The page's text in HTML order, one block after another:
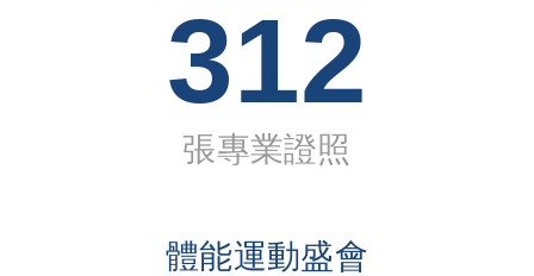
312
張專業證照
體能運動盛會